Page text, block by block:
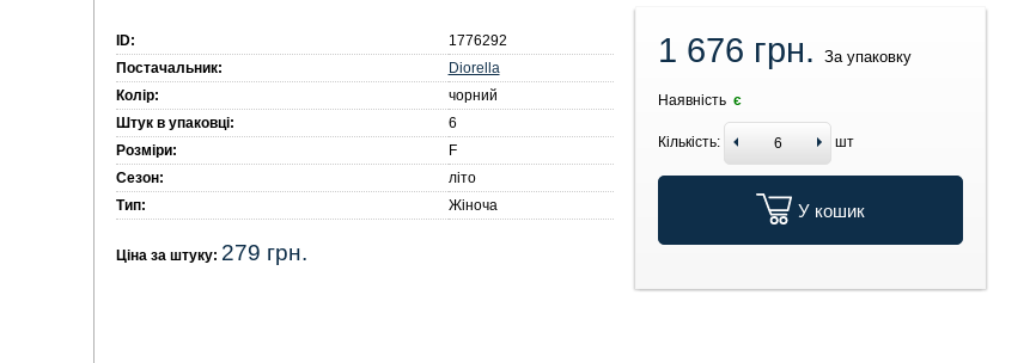
ID:
1776292
Постачальник:
Diorella
Колір:
чорний
Штук в упаковці:
6
Розміри:
F
Сезон:
літо
Тип:
Жіноча
Ціна за штуку: 279 грн.
1 676 грн.За упаковку
Наявність є
Кількість: шт
У кошик